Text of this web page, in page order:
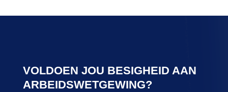
VOLDOEN JOU BESIGHEID AAN
ARBEIDSWETGEWING?